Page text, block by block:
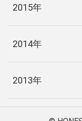
2015年
2014年
2013年